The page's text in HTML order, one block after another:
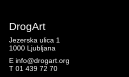
DrogArt
Jezerska ulica 1
1000 Ljubljana
E info@drogart.org
T 01 439 72 70